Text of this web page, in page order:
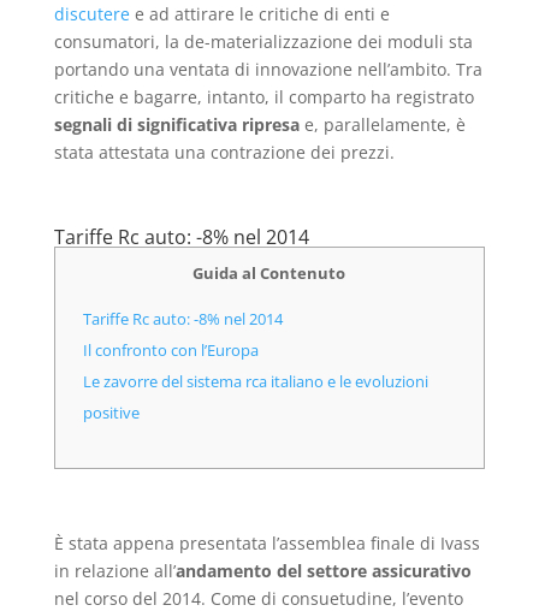
discuteree ad attirare le critiche di enti e
consumatori, la de-materializzazione dei moduli sta
portando una ventata di innovazione nell’ambito. Tra
critiche e bagarre, intanto, il comparto ha registrato
segnali di significativa ripresae, parallelamente, è
stata attestata una contrazione dei prezzi.
Tariffe Rc auto: -8% nel 2014
Guida al Contenuto
Tariffe Rc auto: -8% nel 2014
Il confronto con l’Europa
Le zavorre del sistema rca italiano e le evoluzioni
positive
È stata appena presentata l’assemblea finale di Ivass
in relazione all’andamento del settore assicurativo
nel corso del 2014. Come di consuetudine, l’evento